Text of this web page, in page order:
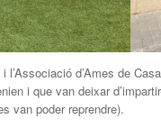
i l’Associació d’Ames de
i que van deixar
van poder reprendre).